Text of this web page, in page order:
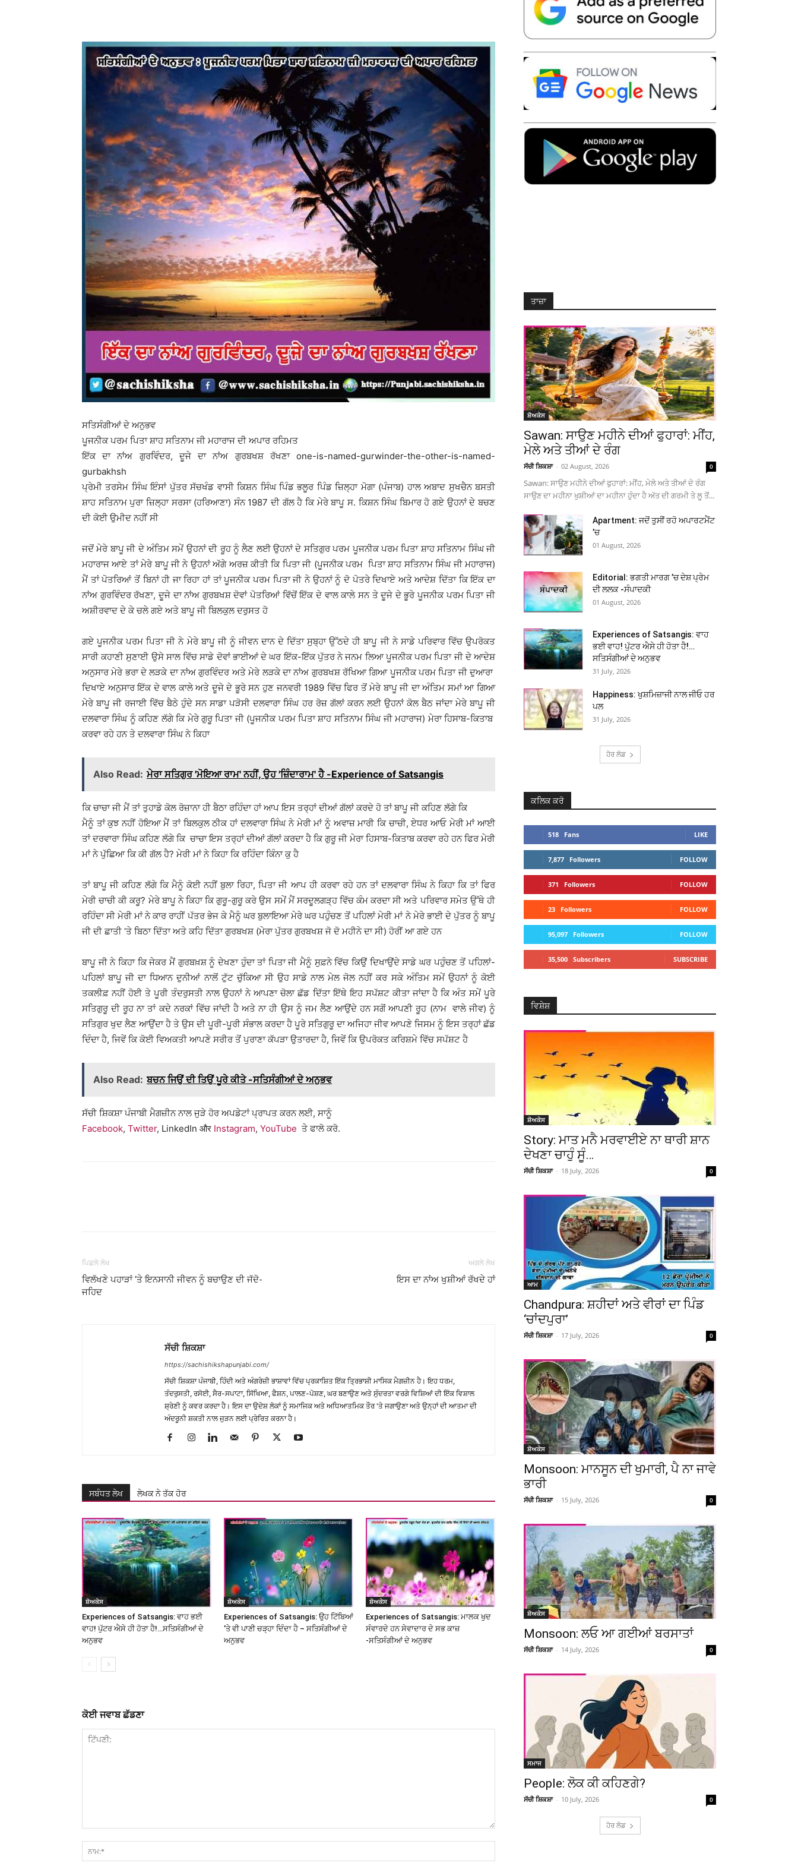
Telegram Copy URL
ਸਤਿਸੰਗੀਆਂ ਦੇ ਅਨੁਭਵ
ਪੂਜਨੀਕ ਪਰਮ ਪਿਤਾ ਸ਼ਾਹ ਸਤਿਨਾਮ ਜੀ ਮਹਾਰਾਜ ਦੀ ਅਪਾਰ ਰਹਿਮਤ
ਇੱਕ ਦਾ ਨਾਂਅ ਗੁਰਵਿੰਦਰ, ਦੂਜੇ ਦਾ ਨਾਂਅ ਗੁਰਬਖਸ਼ ਰੱਖਣਾ one-is-named-gurwinder-the-other-is-named-
gurbakhsh
ਪ੍ਰੇਮੀ ਤਰਸੇਮ ਸਿੰਘ ਇੰਸਾਂ ਪੁੱਤਰ ਸੱਚਖੰਡ ਵਾਸੀ ਕਿਸ਼ਨ ਸਿੰਘ ਪਿੰਡ ਭਲੂਰ ਪਿੰਡ ਜ਼ਿਲ੍ਹਾ ਮੋਗਾ (ਪੰਜਾਬ) ਹਾਲ ਅਬਾਦ ਸੁਖਚੈਨ ਬਸਤੀ
ਸ਼ਾਹ ਸਤਿਨਾਮ ਪੁਰਾ ਜ਼ਿਲ੍ਹਾ ਸਰਸਾ (ਹਰਿਆਣਾ) ਸੰਨ 1987 ਦੀ ਗੱਲ ਹੈ ਕਿ ਮੇਰੇ ਬਾਪੂ ਸ. ਕਿਸ਼ਨ ਸਿੰਘ ਬਿਮਾਰ ਹੋ ਗਏ ਉਹਨਾਂ ਦੇ ਬਚਣ
ਦੀ ਕੋਈ ਉਮੀਦ ਨਹੀਂ ਸੀ
ਜਦੋਂ ਮੇਰੇ ਬਾਪੂ ਜੀ ਦੇ ਅੰਤਿਮ ਸਮੇਂ ਉਹਨਾਂ ਦੀ ਰੂਹ ਨੂੰ ਲੈਣ ਲਈ ਉਹਨਾਂ ਦੇ ਸਤਿਗੁਰ ਪਰਮ ਪੂਜਨੀਕ ਪਰਮ ਪਿਤਾ ਸ਼ਾਹ ਸਤਿਨਾਮ ਸਿੰਘ ਜੀ
ਮਹਾਰਾਜ ਆਏ ਤਾਂ ਮੇਰੇ ਬਾਪੂ ਜੀ ਨੇ ਉਹਨਾਂ ਅੱਗੇ ਅਰਜ਼ ਕੀਤੀ ਕਿ ਪਿਤਾ ਜੀ (ਪੂਜਨੀਕ ਪਰਮ ਪਿਤਾ ਸ਼ਾਹ ਸਤਿਨਾਮ ਸਿੰਘ ਜੀ ਮਹਾਰਾਜ)
ਮੈਂ ਤਾਂ ਪੋਤਰਿਆਂ ਤੋਂ ਬਿਨਾਂ ਹੀ ਜਾ ਰਿਹਾ ਹਾਂ ਤਾਂ ਪੂਜਨੀਕ ਪਰਮ ਪਿਤਾ ਜੀ ਨੇ ਉਹਨਾਂ ਨੂੰ ਦੋ ਪੋਤਰੇ ਦਿਖਾਏ ਅਤੇ ਆਦੇਸ਼ ਦਿੱਤਾ ਕਿ ਇੱਕ ਦਾ
ਨਾਂਅ ਗੁਰਵਿੰਦਰ ਰੱਖਣਾ, ਦੂਜੇ ਦਾ ਨਾਂਅ ਗੁਰਬਖਸ਼ ਦੋਵਾਂ ਪੋਤਰਿਆਂ ਵਿੱਚੋਂ ਇੱਕ ਦੇ ਵਾਲ ਕਾਲੇ ਸਨ ਤੇ ਦੂਜੇ ਦੇ ਭੂਰੇ ਪੂਜਨੀਕ ਪਰਮ ਪਿਤਾ ਜੀ
ਅਸ਼ੀਰਵਾਦ ਦੇ ਕੇ ਚਲੇ ਗਏ ਅਤੇ ਬਾਪੂ ਜੀ ਬਿਲਕੁਲ ਦਰੁਸਤ ਹੋ
ਗਏ ਪੂਜਨੀਕ ਪਰਮ ਪਿਤਾ ਜੀ ਨੇ ਮੇਰੇ ਬਾਪੂ ਜੀ ਨੂੰ ਜੀਵਨ ਦਾਨ ਦੇ ਦਿੱਤਾ ਸੁਬ੍ਹਾ ਉੱਠਦੇ ਹੀ ਬਾਪੂ ਜੀ ਨੇ ਸਾਡੇ ਪਰਿਵਾਰ ਵਿੱਚ ਉਪਰੋਕਤ
ਸਾਰੀ ਕਹਾਣੀ ਸੁਣਾਈ ਉਸੇ ਸਾਲ ਵਿੱਚ ਸਾਡੇ ਦੋਵਾਂ ਭਾਈਆਂ ਦੇ ਘਰ ਇੱਕ-ਇੱਕ ਪੁੱਤਰ ਨੇ ਜਨਮ ਲਿਆ ਪੂਜਨੀਕ ਪਰਮ ਪਿਤਾ ਜੀ ਦੇ ਆਦੇਸ਼
ਅਨੁਸਾਰ ਮੇਰੇ ਭਰਾ ਦੇ ਲੜਕੇ ਦਾ ਨਾਂਅ ਗੁਰਵਿੰਦਰ ਅਤੇ ਮੇਰੇ ਲੜਕੇ ਦਾ ਨਾਂਅ ਗੁਰਬਖਸ਼ ਰੱਖਿਆ ਗਿਆ ਪੂਜਨੀਕ ਪਰਮ ਪਿਤਾ ਜੀ ਦੁਆਰਾ
ਦਿਖਾਏ ਅਨੁਸਾਰ ਇੱਕ ਦੇ ਵਾਲ ਕਾਲੇ ਅਤੇ ਦੂਜੇ ਦੇ ਭੂਰੇ ਸਨ ਹੁਣ ਜਨਵਰੀ 1989 ਵਿੱਚ ਫਿਰ ਤੋਂ ਮੇਰੇ ਬਾਪੂ ਜੀ ਦਾ ਅੰਤਿਮ ਸਮਾਂ ਆ ਗਿਆ
ਮੇਰੇ ਬਾਪੂ ਜੀ ਰਜਾਈ ਵਿੱਚ ਬੈਠੇ ਹੁੰਦੇ ਸਨ ਸਾਡਾ ਪੜੋਸੀ ਦਲਵਾਰਾ ਸਿੰਘ ਹਰ ਰੋਜ਼ ਗੱਲਾਂ ਕਰਨ ਲਈ ਉਹਨਾਂ ਕੋਲ ਬੈਠ ਜਾਂਦਾ ਮੇਰੇ ਬਾਪੂ ਜੀ
ਦਲਵਾਰਾ ਸਿੰਘ ਨੂੰ ਕਹਿਣ ਲੱਗੇ ਕਿ ਮੇਰੇ ਗੁਰੂ ਪਿਤਾ ਜੀ (ਪੂਜਨੀਕ ਪਰਮ ਪਿਤਾ ਸ਼ਾਹ ਸਤਿਨਾਮ ਸਿੰਘ ਜੀ ਮਹਾਰਾਜ) ਮੇਰਾ ਹਿਸਾਬ-ਕਿਤਾਬ
ਕਰਵਾ ਰਹੇ ਹਨ ਤੇ ਦਲਵਾਰਾ ਸਿੰਘ ਨੇ ਕਿਹਾ
Also Read: ਮੇਰਾ ਸਤਿਗੁਰ 'ਮੋਇਆ ਰਾਮ' ਨਹੀਂ, ਉਹ 'ਜ਼ਿੰਦਾਰਾਮ' ਹੈ -Experience of Satsangis
ਕਿ ਚਾਚਾ ਜੀ ਮੈਂ ਤਾਂ ਤੁਹਾਡੇ ਕੋਲ ਰੋਜ਼ਾਨਾ ਹੀ ਬੈਠਾ ਰਹਿੰਦਾ ਹਾਂ ਆਪ ਇਸ ਤਰ੍ਹਾਂ ਦੀਆਂ ਗੱਲਾਂ ਕਰਦੇ ਹੋ ਤਾਂ ਬਾਪੂ ਜੀ ਕਹਿਣ ਲੱਗੇ ਕਿ
ਮੈਨੂੰ ਤਾਂ ਕੁਝ ਨਹੀਂ ਹੋਇਆ ਮੈਂ ਤਾਂ ਬਿਲਕੁਲ ਠੀਕ ਹਾਂ ਦਲਵਾਰਾ ਸਿੰਘ ਨੇ ਮੇਰੀ ਮਾਂ ਨੂੰ ਅਵਾਜ਼ ਮਾਰੀ ਕਿ ਚਾਚੀ, ਏਧਰ ਆਓ ਮੇਰੀ ਮਾਂ ਆਈ
ਤਾਂ ਦਰਵਾਰਾ ਸਿੰਘ ਕਹਿਣ ਲੱਗੇ ਕਿ ਚਾਚਾ ਇਸ ਤਰ੍ਹਾਂ ਦੀਆਂ ਗੱਲਾਂ ਕਰਦਾ ਹੈ ਕਿ ਗੁਰੂ ਜੀ ਮੇਰਾ ਹਿਸਾਬ-ਕਿਤਾਬ ਕਰਵਾ ਰਹੇ ਹਨ ਫਿਰ ਮੇਰੀ
ਮਾਂ ਨੇ ਪੁੱਛਿਆ ਕਿ ਕੀ ਗੱਲ ਹੈ? ਮੇਰੀ ਮਾਂ ਨੇ ਕਿਹਾ ਕਿ ਰਹਿੰਦਾ ਕਿੰਨਾ ਕੁ ਹੈ
ਤਾਂ ਬਾਪੂ ਜੀ ਕਹਿਣ ਲੱਗੇ ਕਿ ਮੈਨੂੰ ਕੋਈ ਨਹੀਂ ਬੁਲਾ ਰਿਹਾ, ਪਿਤਾ ਜੀ ਆਪ ਹੀ ਕਰਵਾ ਰਹੇ ਹਨ ਤਾਂ ਦਲਵਾਰਾ ਸਿੰਘ ਨੇ ਕਿਹਾ ਕਿ ਤਾਂ ਫਿਰ
ਮੇਰੀ ਚਾਚੀ ਕੀ ਕਰੂ? ਮੇਰੇ ਬਾਪੂ ਨੇ ਕਿਹਾ ਕਿ ਗੁਰੂ-ਗੁਰੂ ਕਰੇ ਉਸ ਸਮੇਂ ਮੈਂ ਸਰਦੂਲਗੜ੍ਹ ਵਿੱਚ ਕੰਮ ਕਰਦਾ ਸੀ ਅਤੇ ਪਰਿਵਾਰ ਸਮੇਤ ਉੱਥੇ ਹੀ
ਰਹਿੰਦਾ ਸੀ ਮੇਰੀ ਮਾਂ ਨੇ ਕਾਰ ਰਾਹੀਂ ਪੱਤਰ ਭੇਜ ਕੇ ਮੈਨੂੰ ਘਰ ਬੁਲਾਇਆ ਮੇਰੇ ਘਰ ਪਹੁੰਚਣ ਤੋਂ ਪਹਿਲਾਂ ਮੇਰੀ ਮਾਂ ਨੇ ਮੇਰੇ ਭਾਈ ਦੇ ਪੁੱਤਰ ਨੂੰ ਬਾਪੂ
ਜੀ ਦੀ ਛਾਤੀ ‘ਤੇ ਬਿਠਾ ਦਿੱਤਾ ਅਤੇ ਕਹਿ ਦਿੱਤਾ ਗੁਰਬਖਸ਼ (ਮੇਰਾ ਪੁੱਤਰ ਗੁਰਬਖਸ਼ ਜੋ ਦੋ ਮਹੀਨੇ ਦਾ ਸੀ) ਹੋਰੀਂ ਆ ਗਏ ਹਨ
ਬਾਪੂ ਜੀ ਨੇ ਕਿਹਾ ਕਿ ਜੇਕਰ ਮੈਂ ਗੁਰਬਖ਼ਸ਼ ਨੂੰ ਦੇਖਣਾ ਹੁੰਦਾ ਤਾਂ ਪਿਤਾ ਜੀ ਮੈਨੂੰ ਸੁਫ਼ਨੇ ਵਿੱਚ ਕਿਉਂ ਦਿਖਾਉਂਦੇ ਸਾਡੇ ਘਰ ਪਹੁੰਚਣ ਤੋਂ ਪਹਿਲਾਂ-
ਪਹਿਲਾਂ ਬਾਪੂ ਜੀ ਦਾ ਧਿਆਨ ਦੁਨੀਆਂ ਨਾਲੋਂ ਟੁੱਟ ਚੁੱਕਿਆ ਸੀ ਉਹ ਸਾਡੇ ਨਾਲ ਮੇਲ ਜੋਲ ਨਹੀਂ ਕਰ ਸਕੇ ਅੰਤਿਮ ਸਮੇਂ ਉਹਨਾਂ ਨੂੰ ਕੋਈ
ਤਕਲੀਫ਼ ਨਹੀਂ ਹੋਈ ਤੇ ਪੂਰੀ ਤੰਦਰੁਸਤੀ ਨਾਲ ਉਹਨਾਂ ਨੇ ਆਪਣਾ ਚੋਲਾ ਛੱਡ ਦਿੱਤਾ ਇੱਥੇ ਇਹ ਸਪੱਸ਼ਟ ਕੀਤਾ ਜਾਂਦਾ ਹੈ ਕਿ ਅੰਤ ਸਮੇਂ ਪੂਰੇ
ਸਤਿਗੁਰੂ ਦੀ ਰੂਹ ਨਾ ਤਾਂ ਕਦੇ ਨਰਕਾਂ ਵਿੱਚ ਜਾਂਦੀ ਹੈ ਅਤੇ ਨਾ ਹੀ ਉਸ ਨੂੰ ਜਮ ਲੈਣ ਆਉਂਦੇ ਹਨ ਸਗੋਂ ਆਪਣੀ ਰੂਹ (ਨਾਮ ਵਾਲੇ ਜੀਵ) ਨੂੰ
ਸਤਿਗੁਰ ਖੁਦ ਲੈਣ ਆਉਂਦਾ ਹੈ ਤੇ ਉਸ ਦੀ ਪੂਰੀ-ਪੂਰੀ ਸੰਭਾਲ ਕਰਦਾ ਹੈ ਪੂਰੇ ਸਤਿਗੁਰੂ ਦਾ ਅਜਿਹਾ ਜੀਵ ਆਪਣੇ ਜਿਸਮ ਨੂੰ ਇਸ ਤਰ੍ਹਾਂ ਛੱਡ
ਦਿੰਦਾ ਹੈ, ਜਿਵੇਂ ਕਿ ਕੋਈ ਵਿਅਕਤੀ ਆਪਣੇ ਸਰੀਰ ਤੋਂ ਪੁਰਾਣਾ ਕੱਪੜਾ ਉਤਾਰਦਾ ਹੈ, ਜਿਵੇਂ ਕਿ ਉਪਰੋਕਤ ਕਰਿਸ਼ਮੇ ਵਿੱਚ ਸਪੱਸ਼ਟ ਹੈ
Also Read: ਬਚਨ ਜਿਉਂ ਦੀ ਤਿਉਂ ਪੂਰੇ ਕੀਤੇ -ਸਤਿਸੰਗੀਆਂ ਦੇ ਅਨੁਭਵ
ਸੱਚੀ ਸ਼ਿਕਸ਼ਾ ਪੰਜਾਬੀ ਮੈਗਜ਼ੀਨ ਨਾਲ ਜੁੜੇ ਹੋਰ ਅਪਡੇਟਾਂ ਪ੍ਰਾਪਤ ਕਰਨ ਲਈ, ਸਾਨੂੰ
Facebook, Twitter, LinkedIn और Instagram, YouTube ਤੇ ਫਾਲੋ ਕਰੋ.
Telegram Copy URL
ਪਿਛਲੇ ਲੇਖ
ਵਿਲੱਖਣੇ ਪਹਾੜਾਂ ‘ਤੇ ਇਨਸਾਨੀ ਜੀਵਨ ਨੂੰ ਬਚਾਉਣ ਦੀ ਜੱਦੋ-
ਜਹਿਦ
ਅਗਲੇ ਲੇਖ
ਇਸ ਦਾ ਨਾਂਅ ਖੁਸ਼ੀਆਂ ਰੱਖਦੇ ਹਾਂ
ਸੱਚੀ ਸ਼ਿਕਸ਼ਾ
https://sachishikshapunjabi.com/
ਸੱਚੀ ਸ਼ਿਕਸ਼ਾ ਪੰਜਾਬੀ, ਹਿੰਦੀ ਅਤੇ ਅੰਗਰੇਜ਼ੀ ਭਾਸ਼ਾਵਾਂ ਵਿੱਚ ਪ੍ਰਕਾਸ਼ਿਤ ਇੱਕ ਤ੍ਰਿਭਾਸ਼ੀ ਮਾਸਿਕ ਮੈਗਜ਼ੀਨ ਹੈ। ਇਹ ਧਰਮ,
ਤੰਦਰੁਸਤੀ, ਰਸੋਈ, ਸੈਰ-ਸਪਾਟਾ, ਸਿੱਖਿਆ, ਫੈਸ਼ਨ, ਪਾਲਣ-ਪੋਸ਼ਣ, ਘਰ ਬਣਾਉਣ ਅਤੇ ਸੁੰਦਰਤਾ ਵਰਗੇ ਵਿਸ਼ਿਆਂ ਦੀ ਇੱਕ ਵਿਸ਼ਾਲ
ਸ਼੍ਰੇਣੀ ਨੂੰ ਕਵਰ ਕਰਦਾ ਹੈ। ਇਸ ਦਾ ਉਦੇਸ਼ ਲੋਕਾਂ ਨੂੰ ਸਮਾਜਿਕ ਅਤੇ ਅਧਿਆਤਮਿਕ ਤੌਰ 'ਤੇ ਜਗਾਉਣਾ ਅਤੇ ਉਨ੍ਹਾਂ ਦੀ ਆਤਮਾ ਦੀ
ਅੰਦਰੂਨੀ ਸ਼ਕਤੀ ਨਾਲ ਜੁੜਨ ਲਈ ਪ੍ਰੇਰਿਤ ਕਰਨਾ ਹੈ।
ਸਬੰਧਤ ਲੇਖ ਲੇਖਕ ਨੇ ਤੱਕ ਹੋਰ
ਸ਼ੋਅਕੇਸ
Experiences of Satsangis: ਵਾਹ ਭਈ
ਵਾਹ! ਪੁੱਟਰ ਐਸੇ ਹੀ ਹੋਤਾ ਹੈ!…ਸਤਿਸੰਗੀਆਂ ਦੇ
ਅਨੁਭਵ
ਸ਼ੋਅਕੇਸ
Experiences of Satsangis: ਉਹ ਟਿੱਬਿਆਂ
’ਤੇ ਵੀ ਪਾਣੀ ਚੜ੍ਹਾ ਦਿੰਦਾ ਹੈ – ਸਤਿਸੰਗੀਆਂ ਦੇ
ਅਨੁਭਵ
ਸ਼ੋਅਕੇਸ
Experiences of Satsangis: ਮਾਲਕ ਖੁਦ
ਸੰਵਾਰਦੇ ਹਨ ਸੇਵਾਦਾਰ ਦੇ ਸਭ ਕਾਜ਼
-ਸਤਿਸੰਗੀਆਂ ਦੇ ਅਨੁਭਵ
ਕੋਈ ਜਵਾਬ ਛੱਡਣਾ
ਤਾਜ਼ਾ
ਸ਼ੋਅਕੇਸ
Sawan: ਸਾਉਣ ਮਹੀਨੇ ਦੀਆਂ ਫੁਹਾਰਾਂ: ਮੀਂਹ,
ਮੇਲੇ ਅਤੇ ਤੀਆਂ ਦੇ ਰੰਗ
ਸੱਚੀ ਸ਼ਿਕਸ਼ਾ - 02 August, 2026 0
Sawan: ਸਾਉਣ ਮਹੀਨੇ ਦੀਆਂ ਫੁਹਾਰਾਂ: ਮੀਂਹ, ਮੇਲੇ ਅਤੇ ਤੀਆਂ ਦੇ ਰੰਗ
ਸਾਉਣ ਦਾ ਮਹੀਨਾ ਖੁਸ਼ੀਆਂ ਦਾ ਮਹੀਨਾ ਹੁੰਦਾ ਹੈ ਅੱਤ ਦੀ ਗਰਮੀ ਤੇ ਲੂ ਤੋਂ...
Apartment: ਜਦੋਂ ਤੁਸੀਂ ਰਹੋ ਅਪਾਰਟਮੈਂਟ
’ਚ
01 August, 2026
Editorial: ਭਗਤੀ ਮਾਰਗ ’ਚ ਦੇਸ਼ ਪ੍ਰੇਮ
ਦੀ ਲਲਕ -ਸੰਪਾਦਕੀ
01 August, 2026
Experiences of Satsangis: ਵਾਹ
ਭਈ ਵਾਹ! ਪੁੱਟਰ ਐਸੇ ਹੀ ਹੋਤਾ ਹੈ!…
ਸਤਿਸੰਗੀਆਂ ਦੇ ਅਨੁਭਵ
31 July, 2026
Happiness: ਖੁਸ਼ਮਿਜ਼ਾਜੀ ਨਾਲ ਜੀਓ ਹਰ
ਪਲ
31 July, 2026
ਹੋਰ ਲੋਡ
ਕਲਿਕ ਕਰੋ
518 Fans LIKE
7,877 Followers FOLLOW
371 Followers FOLLOW
23 Followers FOLLOW
95,097 Followers FOLLOW
35,500 Subscribers SUBSCRIBE
ਵਿਸ਼ੇਸ਼
ਸ਼ੋਅਕੇਸ
Story: ਮਾਤ ਮਨੈ ਮਰਵਾਈਏ ਨਾ ਥਾਰੀ ਸ਼ਾਨ
ਦੇਖਣਾ ਚਾਹੁੰ ਸੂੰ…
ਸੱਚੀ ਸ਼ਿਕਸ਼ਾ - 18 July, 2026 0
ਆਮ
Chandpura: ਸ਼ਹੀਦਾਂ ਅਤੇ ਵੀਰਾਂ ਦਾ ਪਿੰਡ
‘ਚਾਂਦਪੁਰਾ’
ਸੱਚੀ ਸ਼ਿਕਸ਼ਾ - 17 July, 2026 0
ਸ਼ੋਅਕੇਸ
Monsoon: ਮਾਨਸੂਨ ਦੀ ਖੁਮਾਰੀ, ਪੈ ਨਾ ਜਾਵੇ
ਭਾਰੀ
ਸੱਚੀ ਸ਼ਿਕਸ਼ਾ - 15 July, 2026 0
ਸ਼ੋਅਕੇਸ
Monsoon: ਲਓ ਆ ਗਈਆਂ ਬਰਸਾਤਾਂ
ਸੱਚੀ ਸ਼ਿਕਸ਼ਾ - 14 July, 2026 0
ਸਮਾਜ
People: ਲੋਕ ਕੀ ਕਹਿਣਗੇ?
ਸੱਚੀ ਸ਼ਿਕਸ਼ਾ - 10 July, 2026 0
ਹੋਰ ਲੋਡ